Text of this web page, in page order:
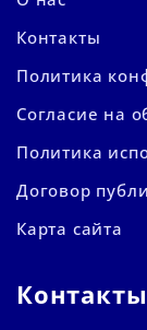
Контакты
Политика
Согласие на
Политика
Договор
Карта сайта
Контакты